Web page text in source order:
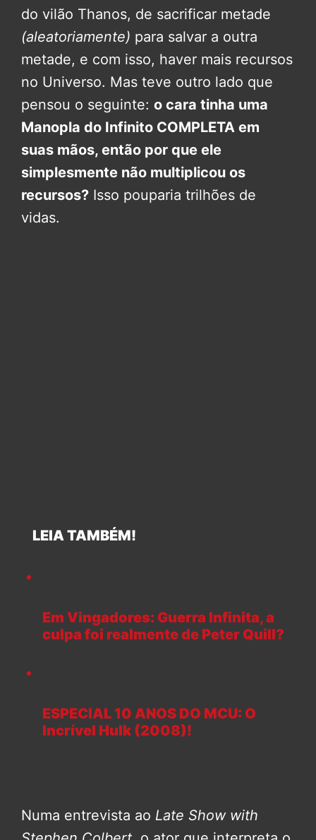
do vilão Thanos, de sacrificar metade
(aleatoriamente) para salvar a outra
metade, e com isso, haver mais recursos
no Universo. Mas teve outro lado que
pensou o seguinte: o cara tinha uma
Manopla do Infinito COMPLETA em
suas mãos, então por que ele
simplesmente não multiplicou os
recursos? Isso pouparia trilhões de
vidas.
LEIA TAMBÉM!
Em Vingadores: Guerra Infinita, a
culpa foi realmente de Peter Quill?
ESPECIAL 10 ANOS DO MCU: O
Incrível Hulk (2008)!
Numa entrevista ao Late Show with